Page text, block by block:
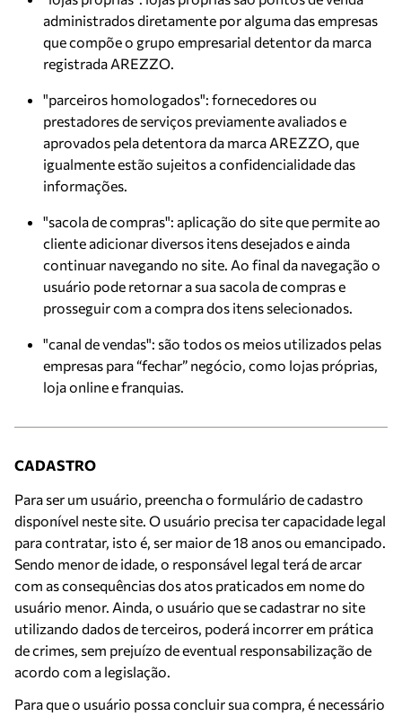
administrados diretamente por alguma das empresas
que compõe o grupo empresarial detentor da marca
registrada AREZZO.
"parceiros homologados": fornecedores ou
prestadores de serviços previamente avaliados e
aprovados pela detentora da marca AREZZO, que
igualmente estão sujeitos a confidencialidade das
informações.
"sacola de compras": aplicação do site que permite ao
cliente adicionar diversos itens desejados e ainda
continuar navegando no site. Ao final da navegação o
usuário pode retornar a sua sacola de compras e
prosseguir com a compra dos itens selecionados.
"canal de vendas": são todos os meios utilizados pelas
empresas para “fechar” negócio, como lojas próprias,
loja online e franquias.
CADASTRO
Para ser um usuário, preencha o formulário de cadastro
disponível neste site. O usuário precisa ter capacidade legal
para contratar, isto é, ser maior de 18 anos ou emancipado.
Sendo menor de idade, o responsável legal terá de arcar
com as consequências dos atos praticados em nome do
usuário menor. Ainda, o usuário que se cadastrar no site
utilizando dados de terceiros, poderá incorrer em prática
de crimes, sem prejuízo de eventual responsabilização de
acordo com a legislação.
Para que o usuário possa concluir sua compra, é necessário